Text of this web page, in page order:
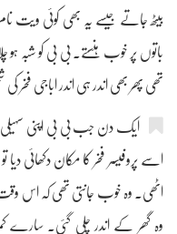
بیٹھ جاتے جیسے یہ بھی کوئی ویت
باتوں پر خوب ہنستے۔ بی بی کو شبہ
تھی پھر بھی اندر ہی اندر اباجی
ایک دن جب بی بی اپنی سہیلی
اسے پروفیسر فخر کا مکان
اٹھی۔ وہ خوب جانتی تھی کہ اس
وہ گھر کے اندر چلی گئی۔